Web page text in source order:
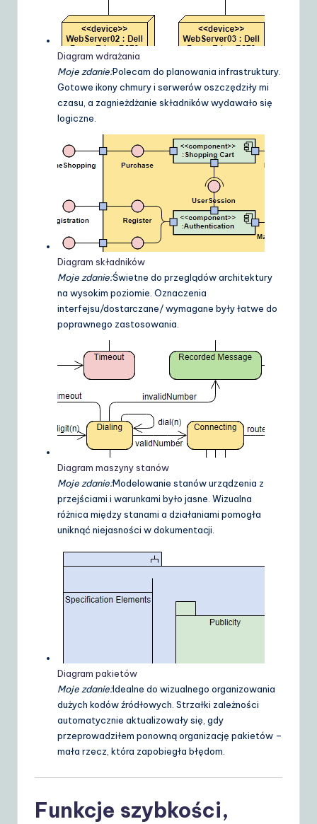
Diagram wdrażania
Moje zdanie:Polecam do planowania infrastruktury.
Gotowe ikony chmury i serwerów oszczędziły mi
czasu, a zagnieżdżanie składników wydawało się
logiczne.
Diagram składników
Moje zdanie:Świetne do przeglądów architektury
na wysokim poziomie. Oznaczenia
interfejsu/dostarczane/ wymagane były łatwe do
poprawnego zastosowania.
Diagram maszyny stanów
Moje zdanie:Modelowanie stanów urządzenia z
przejściami i warunkami było jasne. Wizualna
różnica między stanami a działaniami pomogła
uniknąć niejasności w dokumentacji.
Diagram pakietów
Moje zdanie:Idealne do wizualnego organizowania
dużych kodów źródłowych. Strzałki zależności
automatycznie aktualizowały się, gdy
przeprowadziłem ponowną organizację pakietów –
mała rzecz, która zapobiegła błędom.
Funkcje szybkości,